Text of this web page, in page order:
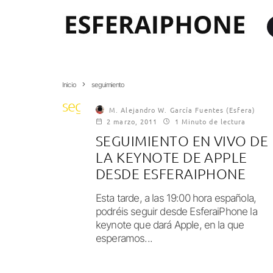
Inicio seguimiento
seguimientoM. Alejandro W. García Fuentes (Esfera)
2 marzo, 2011
1 Minuto de lectura
SEGUIMIENTO EN VIVO DE
LA KEYNOTE DE APPLE
DESDE ESFERAIPHONE
Esta tarde, a las 19:00 hora española,
podréis seguir desde EsferaiPhone la
keynote que dará Apple, en la que
esperamos...